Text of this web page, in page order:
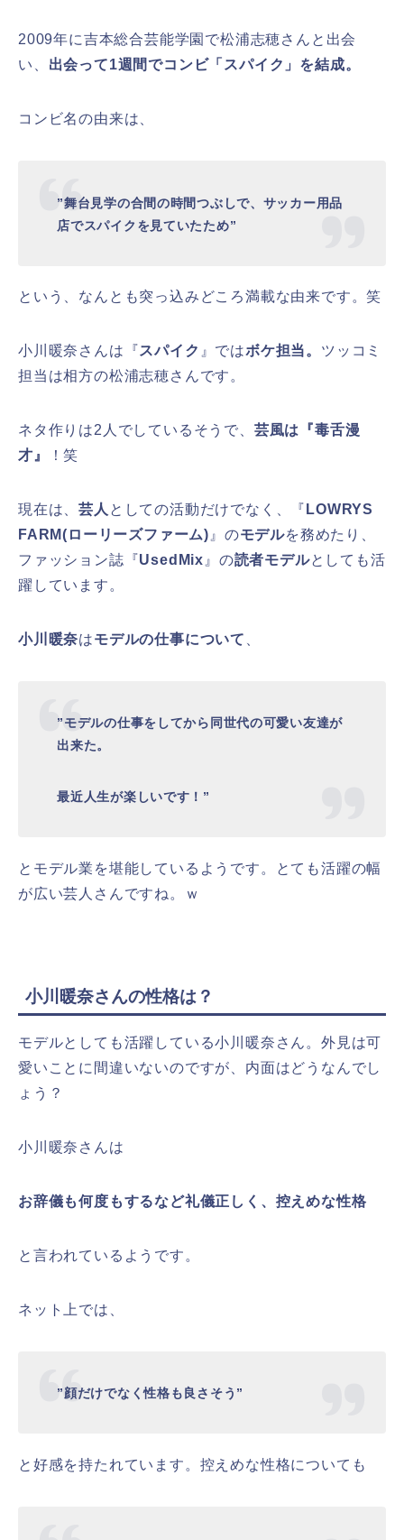
2009年に吉本総合芸能学園で松浦志穂さんと出会
い、 出会って1週間でコンビ「スパイク」を結成。
コンビ名の由来は、
”舞台見学の合間の時間つぶしで、サッカー用品
店でスパイクを見ていたため”
という、なんとも突っ込みどころ満載な由来です。笑
小川暖奈さんは『スパイク 』ではボケ担当。 ツッコミ
担当は相方の松浦志穂さんです。
ネタ作りは2人でしているそうで、 芸風は『毒舌漫
才』
！笑
現在は、芸人 としての活動だけでなく、『 LOWRYS
FARM(ローリーズファーム) 』のモデルを務めたり、
ファッション誌『UsedMix 』の読者モデルとしても活
躍しています。
小川暖奈はモデルの仕事について
”モデルの仕事をしてから同世代の可愛い友達が
出来た。
最近人生が楽しいです！”
とモデル業を堪能しているようです。とても活躍の幅
が広い芸人さんですね。ｗ
小川暖奈さんの性格は？
モデルとしても活躍している小川暖奈さん。外見は可
愛いことに間違いないのですが、内面はどうなんでし
ょう？
小川暖奈さんは
お辞儀も何度もするなど礼儀正しく、控えめな性格
と言われているようです。
ネット上では、
”顔だけでなく性格も良さそう”
と好感を持たれています。控えめな性格についても